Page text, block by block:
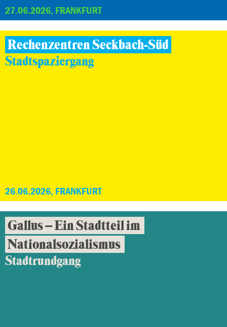
27.06.2026, FRANKFURT
Rechenzentren Seckbach-Süd
Stadtspaziergang
26.06.2026, FRANKFURT
Gallus – Ein Stadtteil im
Nationalsozialismus
Stadtrundgang